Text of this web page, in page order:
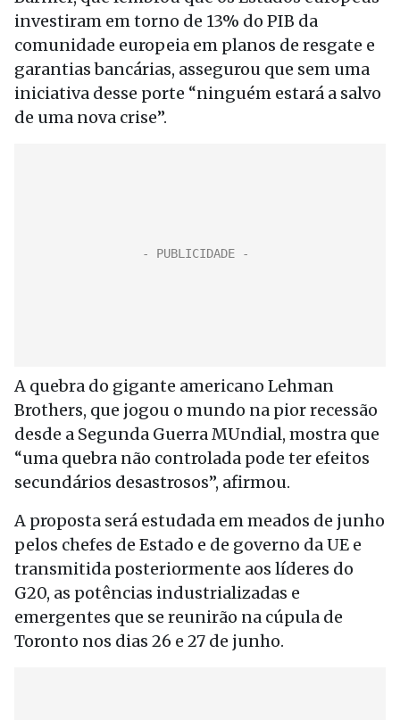
investiram em torno de 13% do PIB da
comunidade europeia em planos de resgate e
garantias bancárias, assegurou que sem uma
iniciativa desse porte “ninguém estará a salvo
de uma nova crise”.
A quebra do gigante americano Lehman
Brothers, que jogou o mundo na pior recessão
desde a Segunda Guerra MUndial, mostra que
“uma quebra não controlada pode ter efeitos
secundários desastrosos”, afirmou.
A proposta será estudada em meados de junho
pelos chefes de Estado e de governo da UE e
transmitida posteriormente aos líderes do
G20, as potências industrializadas e
emergentes que se reunirão na cúpula de
Toronto nos dias 26 e 27 de junho.